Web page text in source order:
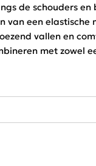
de schouders en
van een elastische
vallen en
met zowel
Dreamstar is